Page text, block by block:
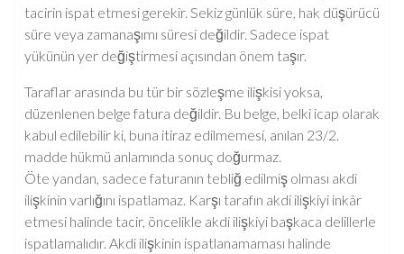
tacirin ispat etmesi gerekir. Sekiz günlük süre, hak düşürücü
süre veya zamanaşımı süresi değildir. Sadece ispat
yükünün yer değiştirmesi açısından önem taşır.
Taraflar arasında bu tür bir sözleşme ilişkisi yoksa,
düzenlenen belge fatura değildir. Bu belge, belki icap olarak
kabul edilebilir ki, buna itiraz edilmemesi, anılan 23/2.
madde hükmü anlamında sonuç doğurmaz.
Öte yandan, sadece faturanın tebliğ edilmiş olması akdi
ilişkinin varlığını ispatlamaz. Karşı tarafın akdi ilişkiyi inkâr
etmesi halinde tacir, öncelikle akdi ilişkiyi başkaca delillerle
ispatlamalıdır. Akdi ilişkinin ispatlanamaması halinde